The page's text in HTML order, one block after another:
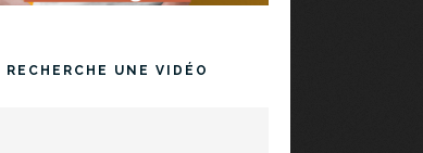
RECHERCHE UNE VIDÉO